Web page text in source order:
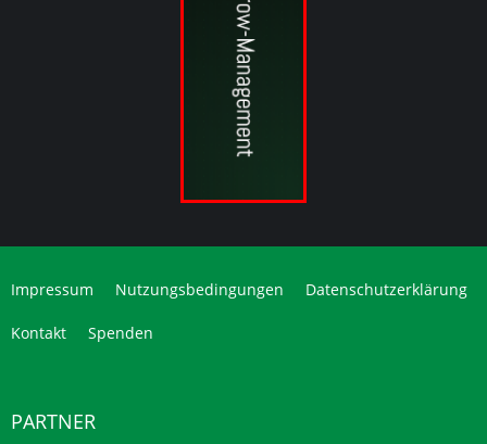
Impressum Nutzungsbedingungen Datenschutzerklärung
Kontakt Spenden
PARTNER